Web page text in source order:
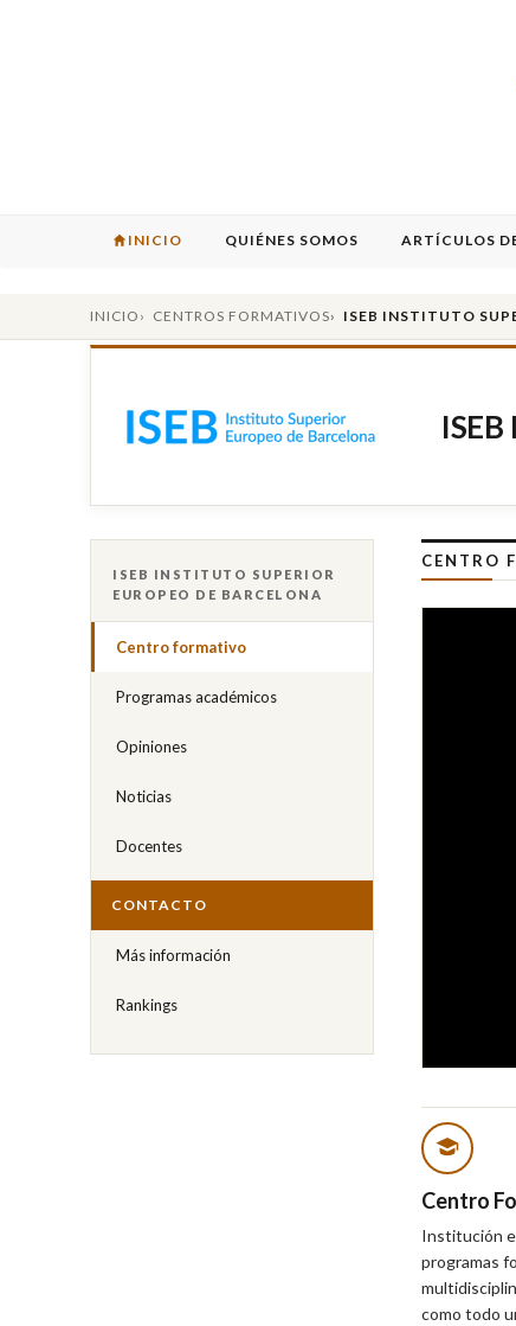
INICIO QUIÉNES SOMOS ARTÍCULOS
INICIO CENTROS FORMATIVOS ISEB INSTITUTO
ISEB INSTITUTO SUPERIOR
EUROPEO DE BARCELONA
Centro formativo
Programas académicos
Opiniones
Noticias
Docentes
CONTACTO
Más información
Rankings
CENTRO
Centro
Institución
programas
como todo